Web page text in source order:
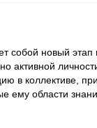
собой новый
активной
в коллективе,
ему области